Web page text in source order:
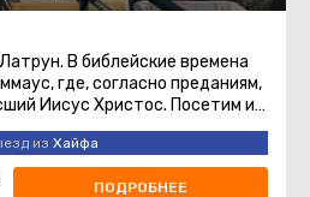
В библейские времена
где, согласно преданиям,
Иисус Христос. Посетим и
из Хайфа
ПОДРОБНЕЕ